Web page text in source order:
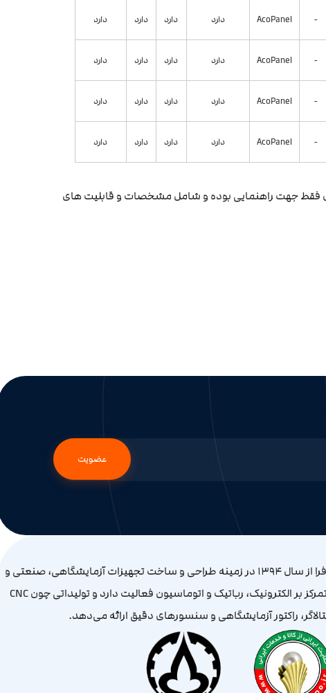
-
AcoPanel دارد دارد دارد دارد
-
AcoPanel دارد دارد دارد دارد
-
AcoPanel دارد دارد دارد دارد
-
AcoPanel دارد دارد دارد دارد
فقط جهت راهنمایی بوده و شامل مشخصات و قابلیت های
عضویت
شرکت آکو افرا از سال ۱۳۹۴ در زمینه طراحی و ساخت تجهیزات آزمایشگاهی، صنعتی و
آموزشی با تمرکز بر الکترونیک، رباتیک و اتوماسیون فعالیت دارد و تولیداتی چون CNC
راکتور آزمایشگاهی و سنسورهای دقیق ارائه می‌دهد.